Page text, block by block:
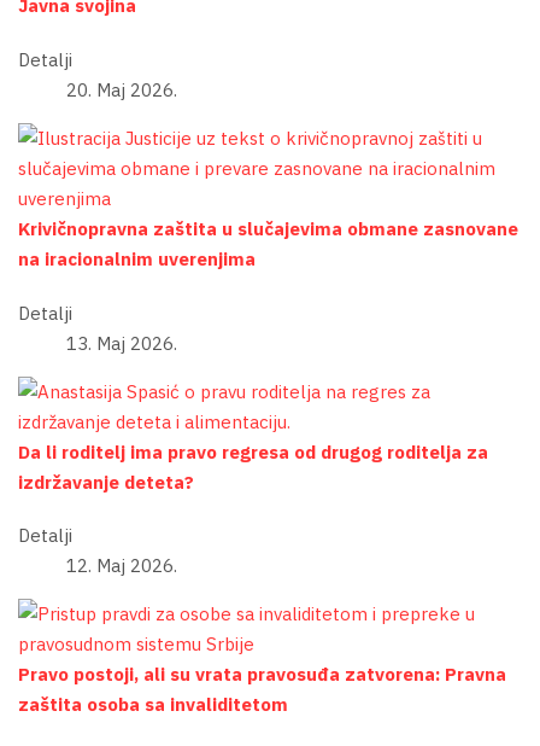
Javna svojina
Detalji
20. Maj 2026.
Krivičnopravna zaštita u slučajevima obmane zasnovane
na iracionalnim uverenjima
Detalji
13. Maj 2026.
Da li roditelj ima pravo regresa od drugog roditelja za
izdržavanje deteta?
Detalji
12. Maj 2026.
Pravo postoji, ali su vrata pravosuđa zatvorena: Pravna
zaštita osoba sa invaliditetom